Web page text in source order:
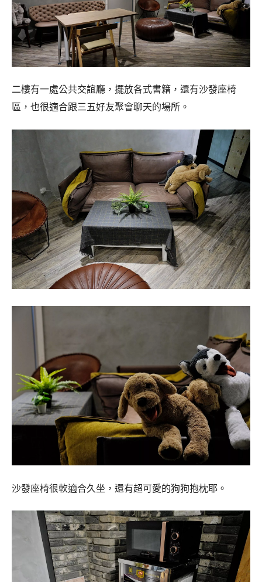
二樓有一處公共交誼廳，擺放各式書籍，還有沙發座椅
區，也很適合跟三五好友聚會聊天的場所。
沙發座椅很軟適合久坐，還有超可愛的狗狗抱枕耶。